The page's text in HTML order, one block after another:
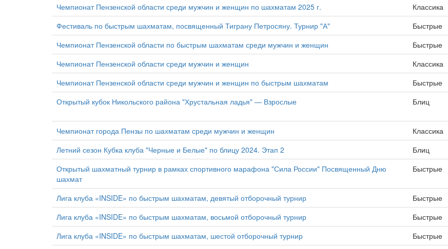
Чемпионат Пензенской области среди мужчин и женщин по шахматам 2025 г. Классика
Фестиваль по быстрым шахматам, посвященный Тиграну Петросяну. Турнир "А"
Быстрые
Чемпионат Пензенской области по быстрым шахматам среди мужчин и женщин
Быстрые
Чемпионат Пензенской области среди мужчин и женщин
Классика
Чемпионат Пензенской области среди мужчин и женщин по быстрым шахматам
Быстрые
Открытый кубок Никольского района "Хрустальная ладья" — Взрослые
Блиц
Чемпионат города Пензы по шахматам среди мужчин и женщин
Классика
Летний сезон Кубка клуба "Черные и Белые" по блицу 2024. Этап 2
Блиц
Открытый шахматный турнир в рамках спортивного марафона "Сила России" Посвященный Дню
шахмат
Быстрые
Лига клуба «INSIDE» по быстрым шахматам, девятый отборочный турнир Быстрые
Лига клуба «INSIDE» по быстрым шахматам, восьмой отборочный турнир
Быстрые
Лига клуба «INSIDE» по быстрым шахматам, шестой отборочный турнир
Быстрые